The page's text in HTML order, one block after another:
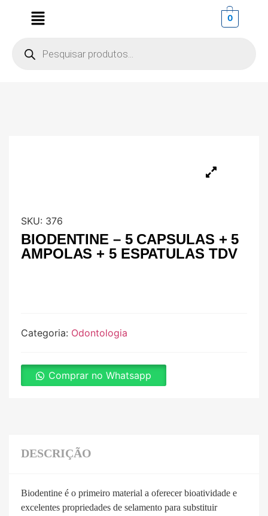
0
SKU: 376
BIODENTINE – 5 CAPSULAS + 5
AMPOLAS + 5 ESPATULAS TDV
Categoria: Odontologia
Comprar no Whatsapp
DESCRIÇÃO
Biodentine é o primeiro material a oferecer bioatividade e
excelentes propriedades de selamento para substituir